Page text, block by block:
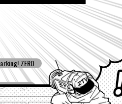
ース３
BLOOD OF SAIYANS
とよたろうが描いてみた